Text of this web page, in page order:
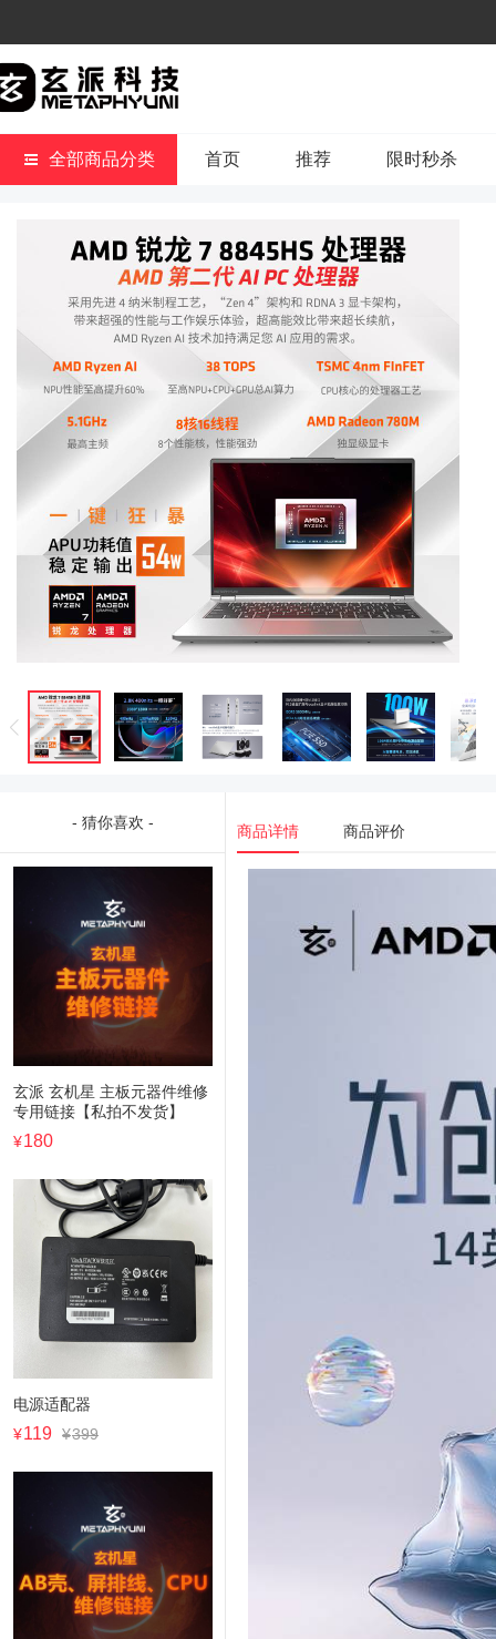
全部商品分类 首页 推荐 限时秒杀
- 猜你喜欢 -
玄派 玄机星 主板元器件维修
专用链接【私拍不发货】
¥180
电源适配器
¥119 ¥399
商品详情 商品评价